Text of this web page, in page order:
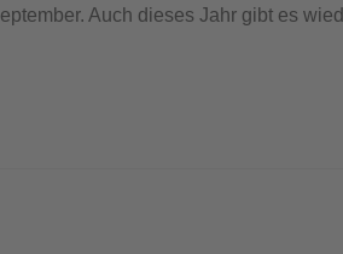
Auch dieses Jahr gibt es